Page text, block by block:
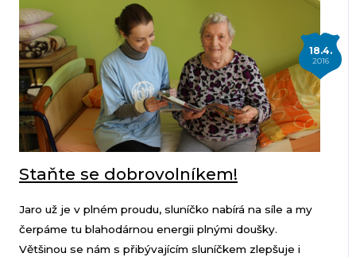
18.4.
2016
Staňte se dobrovolníkem!
Jaro už je v plném proudu, sluníčko nabírá na síle a my
čerpáme tu blahodárnou energii plnými doušky.
Většinou se nám s přibývajícím sluníčkem zlepšuje i